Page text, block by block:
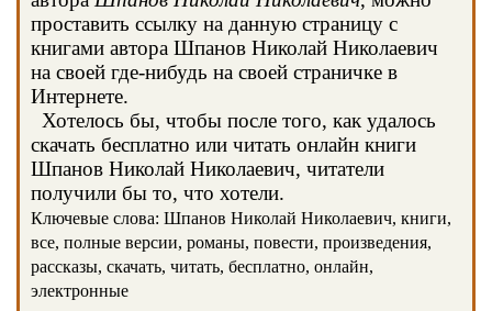
проставить ссылку на данную страницу с
книгами автора Шпанов Николай Николаевич
на своей где-нибудь на своей страничке в
Интернете.
Хотелось бы, чтобы после того, как удалось
скачать бесплатно или читать онлайн книги
Шпанов Николай Николаевич, читатели
получили бы то, что хотели.
Ключевые слова: Шпанов Николай Николаевич, книги,
все, полные версии, романы, повести, произведения,
рассказы, скачать, читать, бесплатно, онлайн,
электронные